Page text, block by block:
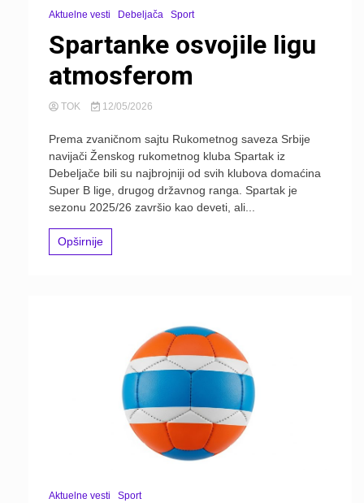
Aktuelne vesti Debeljača Sport
Spartanke osvojile ligu
atmosferom
TOK 12/05/2026
Prema zvaničnom sajtu Rukometnog saveza Srbije
navijači Ženskog rukometnog kluba Spartak iz
Debeljače bili su najbrojniji od svih klubova domaćina
Super B lige, drugog državnog ranga. Spartak je
sezonu 2025/26 završio kao deveti, ali...
Opširnije
Aktuelne vesti Sport